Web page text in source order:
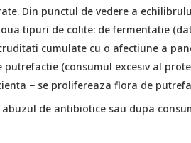
Din punctul de vedere a
tipuri de colite: de fermentatie
cumulate cu o afectiune a
putrefactie (consumul excesiv al
− se prolifereaza flora de
de antibiotice sau dupa